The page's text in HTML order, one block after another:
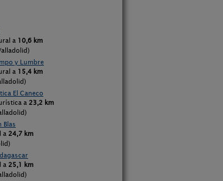
a 10,6 km
y Lumbre
a 15,4 km
El Caneco
a 23,2 km
Blas
a 24,7 km
a 25,1 km